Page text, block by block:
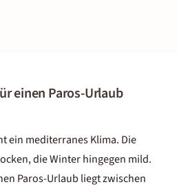
einen Paros-Urlaub
ein mediterranes Klima. Die
die Winter hingegen mild.
Paros-Urlaub liegt zwischen